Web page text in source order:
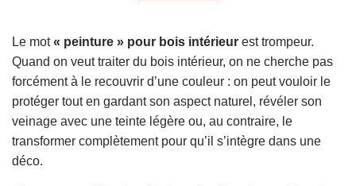
Le mot« peinture » pour bois intérieur est trompeur.
Quand on veut traiter du bois intérieur, on ne cherche pas
forcément à le recouvrir d’une couleur : on peut vouloir le
protéger tout en gardant son aspect naturel, révéler son
veinage avec une teinte légère ou, au contraire, le
transformer complètement pour qu’il s’intègre dans une
déco.